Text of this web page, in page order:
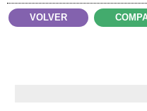
VOLVER